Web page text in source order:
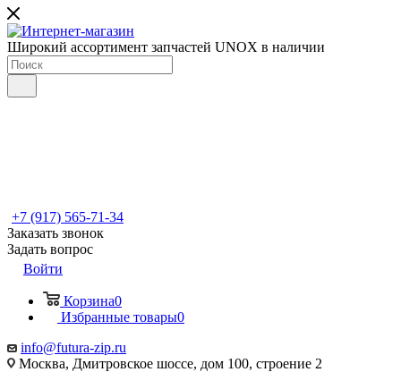
Широкий ассортимент запчастей UNOX в наличии
+7 (917) 565-71-34
Заказать звонок
Задать вопрос
Войти
Корзина0
Избранные товары0
info@futura-zip.ru
Москва, Дмитровское шоссе, дом 100, строение 2